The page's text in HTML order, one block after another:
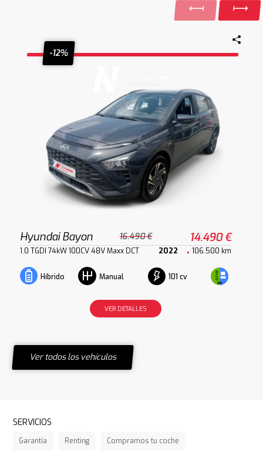
-12%
Hyundai Bayon 16.490 € 14.490 €
1.0 TGDI 74kW 100CV 48V Maxx DCT 2022 106.500 km
Híbrido Manual 101 cv
VER DETALLES
Ver todos los vehículos
SERVICIOS
Garantía Renting Compramos tu coche